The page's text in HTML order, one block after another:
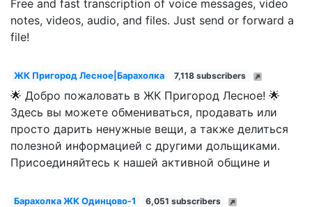
Free and fast transcription of voice messages, video
notes, videos, audio, and files. Just send or forward a
file!
ЖК Пригород Лесное|Барахолка 7,118 subscribers
🌟 Добро пожаловать в ЖК Пригород Лесное! 🌟
Здесь вы можете обмениваться, продавать или
просто дарить ненужные вещи, а также делиться
полезной информацией с другими дольщиками.
Присоединяйтесь к нашей активной общине и
Барахолка ЖК Одинцово-1 6,051 subscribers